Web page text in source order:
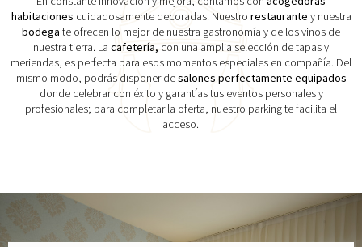
habitaciones cuidadosamente decoradas. Nuestro restaurante y nuestra
bodega te ofrecen lo mejor de nuestra gastronomía y de los vinos de
nuestra tierra. La cafetería, con una amplia selección de tapas y
meriendas, es perfecta para esos momentos especiales en compañía. Del
mismo modo, podrás disponer desalones perfectamente equipados
donde celebrar con éxito y garantías tus eventos personales y
profesionales; para completar la oferta, nuestro parking te facilita el
acceso.